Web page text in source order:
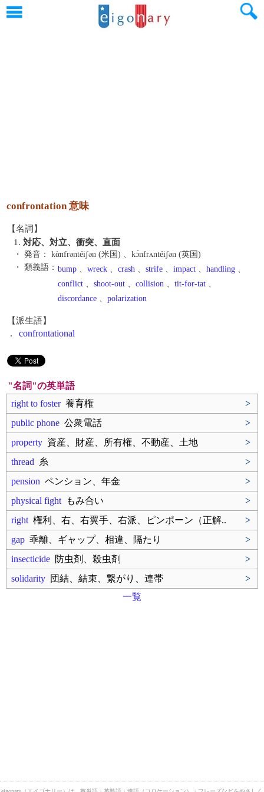
confrontation 意味
【名詞】
1. 対応、対立、衝突、直面
・ 発音：
kὰnfrəntéiʃən (米国) 、kɔ̀nfrʌntéiʃən (英国)
・ 類義語： bump 、 wreck 、 crash 、 strife 、 impact 、 handling 、
conflict 、 shoot-out 、 collision 、 tit-for-tat 、
discordance 、 polarization
【派生語】
. confrontational
"名詞"の英単語
right to foster養育権
>
public phone 公衆電話
>
property 資産、財産、所有権、不動産、土地
>
thread 糸
>
pension ペンション、年金
>
physical fight もみ合い
>
right 権利、右、右翼手、右派、ピンポーン（正解..
>
gap 乖離、ギャップ、相違、隔たり
>
insecticide 防虫剤、殺虫剤
>
solidarity 団結、結束、繋がり、連帯
>
一覧